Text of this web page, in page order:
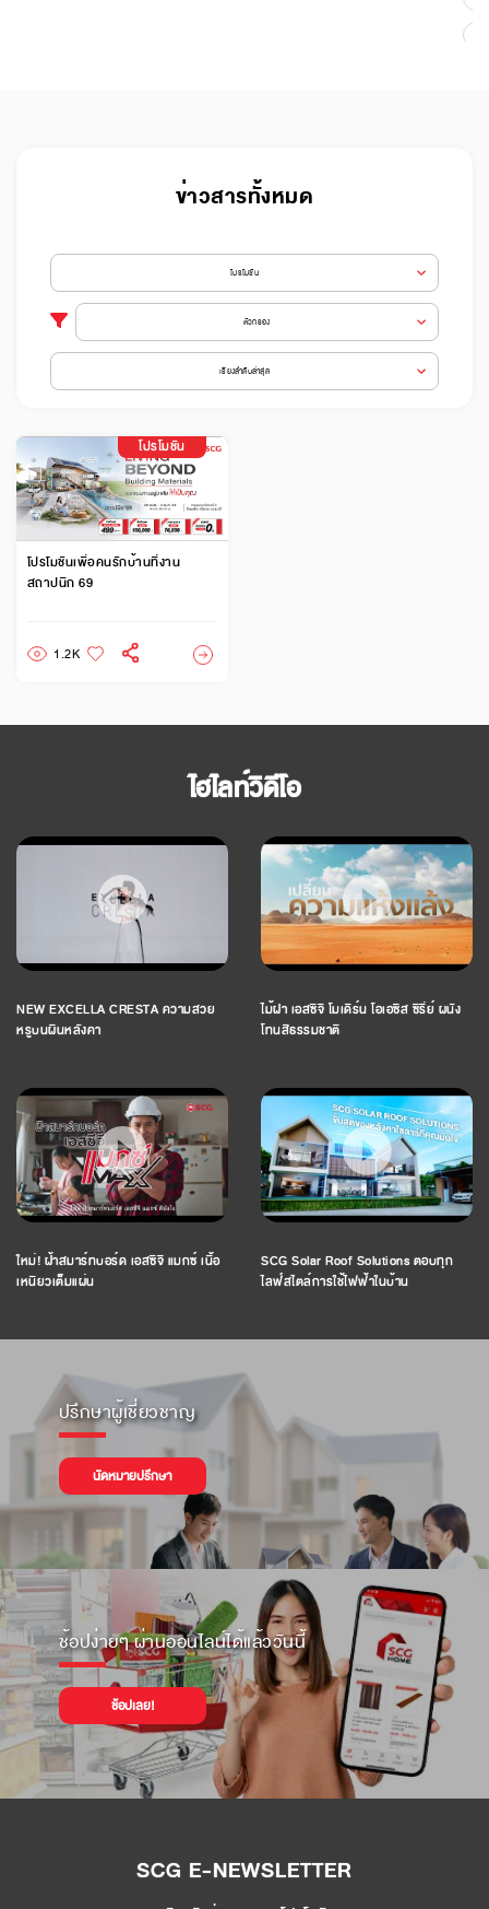
ข่าวสารทั้งหมด
โปรโมชัน
ตัวกรอง
เรียงลำดับล่าสุด
โปรโมชัน
โปรโมชันเพื่อคนรักบ้านที่งาน
สถาปนิก 69
1.2K
ไฮไลท์วิดีโอ
NEW EXCELLA CRESTA ความสวย
หรูบนผืนหลังคา
ไม้ฝา เอสซีจี โมเดิร์น โอเอซิส ซีรี่ย์ ผนัง
โทนสีธรรมชาติ
ใหม่! ฝ้าสมาร์ทบอร์ด เอสซีจี แมกซ์ เนื้อ
เหนียวเต็มแผ่น
SCG Solar Roof Solutions ตอบทุก
ไลฟ์สไตล์การใช้ไฟฟ้าในบ้าน
ปรึกษาผู้เชี่ยวชาญ
นัดหมายปรึกษา
ช้อปง่ายๆ ผ่านออนไลน์ได้แล้ววันนี้
ช้อปเลย!
SCG E-NEWSLETTER